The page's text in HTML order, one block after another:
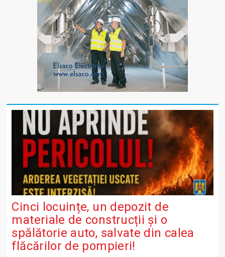
Cinci locuințe, un depozit de
materiale de construcții și o
spălătorie auto, salvate din calea
flăcărilor de pompieri!